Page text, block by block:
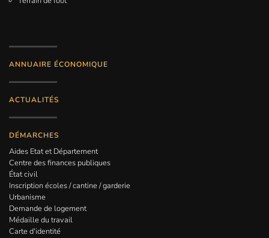
ANNUAIRE ÉCONOMIQUE
ACTUALITÉS
DÉMARCHES
Aides Etat et Département
Centre des finances publiques
État civil
Inscription écoles / cantine / garderie
Urbanisme
Demande de logement
Médaille du travail
Carte d'identité